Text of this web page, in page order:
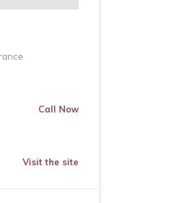
Call Now
Visit the site